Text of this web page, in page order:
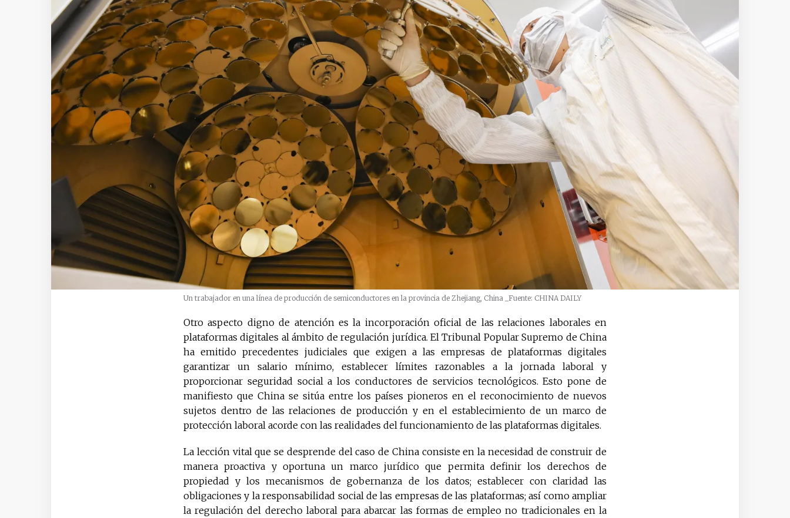
Un trabajador en una línea de producción de semiconductores en la provincia de Zhejiang, China _Fuente: CHINA DAILY
Otro aspecto digno de atención es la incorporación oficial de las relaciones laborales en
plataformas digitales al ámbito de regulación jurídica. El Tribunal Popular Supremo de China
ha emitido precedentes judiciales que exigen a las empresas de plataformas digitales
garantizar un salario mínimo, establecer límites razonables a la jornada laboral y
proporcionar seguridad social a los conductores de servicios tecnológicos. Esto pone de
manifiesto que China se sitúa entre los países pioneros en el reconocimiento de nuevos
sujetos dentro de las relaciones de producción y en el establecimiento de un marco de
protección laboral acorde con las realidades del funcionamiento de las plataformas digitales.
La lección vital que se desprende del caso de China consiste en la necesidad de construir de
manera proactiva y oportuna un marco jurídico que permita definir los derechos de
propiedad y los mecanismos de gobernanza de los datos; establecer con claridad las
obligaciones y la responsabilidad social de las empresas de las plataformas; así como ampliar
la regulación del derecho laboral para abarcar las formas de empleo no tradicionales en la